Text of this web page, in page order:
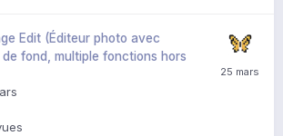
Edit (Éditeur photo avec
fond, multiple fonctions hors